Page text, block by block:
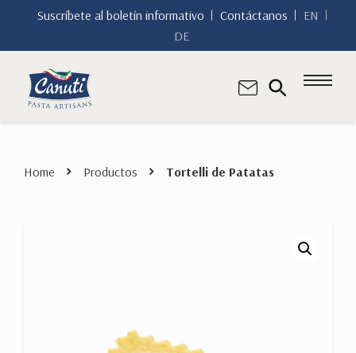
Suscríbete al boletín informativo Contáctanos
EN
DE
Home Productos Tortelli de Patatas